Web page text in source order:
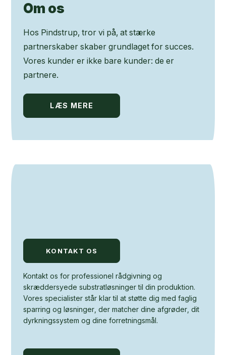
Om os
Hos Pindstrup, tror vi på, at stærke
partnerskaber skaber grundlaget for succes.
Vores kunder er ikke bare kunder: de er
partnere.
LÆS MERE
KONTAKT OS
Kontakt os for professionel rådgivning og
skræddersyede substratløsninger til din produktion.
Vores specialister står klar til at støtte dig med faglig
sparring og løsninger, der matcher dine afgrøder, dit
dyrkningssystem og dine forretningsmål.